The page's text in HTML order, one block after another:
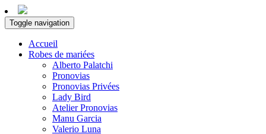
Toggle navigation
Accueil
Robes de mariées
Alberto Palatchi
Pronovias
Pronovias Privées
Lady Bird
Atelier Pronovias
Manu Garcia
Valerio Luna